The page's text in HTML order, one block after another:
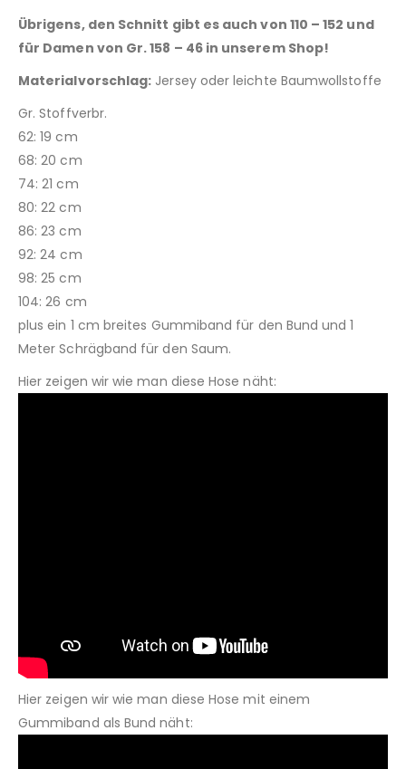
Übrigens, den Schnitt gibt es auch von 110 – 152 und
für Damen von Gr. 158 – 46 in unserem Shop!
Materialvorschlag: Jersey oder leichte Baumwollstoffe
Gr. Stoffverbr.
62: 19 cm
68: 20 cm
74: 21 cm
80: 22 cm
86: 23 cm
92: 24 cm
98: 25 cm
104: 26 cm
plus ein 1 cm breites Gummiband für den Bund und 1
Meter Schrägband für den Saum.
Hier zeigen wir wie man diese Hose näht:
Hier zeigen wir wie man diese Hose mit einem
Gummiband als Bund näht: